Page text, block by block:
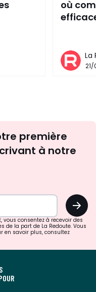
où
La
première
à notre
OK
vous consentez à recevoir des
la part de La Redoute. Vous
en savoir plus, consultez